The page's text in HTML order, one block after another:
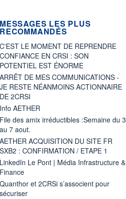
MESSAGES LES PLUS
RECOMMANDÉS
C'EST LE MOMENT DE REPRENDRE
CONFIANCE EN CRSI : SON
POTENTIEL EST ÉNORME
ARRÊT DE MES COMMUNICATIONS -
JE RESTE NÉANMOINS ACTIONNAIRE
DE 2CRSI
Info AETHER
File des amix irréductibles :Semaine du 3
au 7 aout.
AETHER ACQUISITION DU SITE FR
SXB2 : CONFIRMATION / ETAPE 1
LinkedIn Le Pont | Média Infrastructure &
Finance
Quanthor et 2CRSi s’associent pour
sécuriser